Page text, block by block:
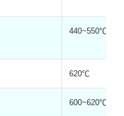
440~550℃
620℃
600~620℃